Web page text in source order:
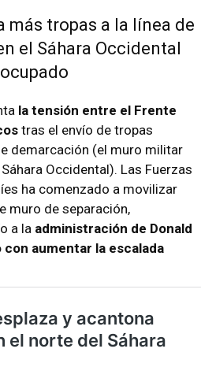
más tropas a la línea de
el Sáhara Occidental
ocupado
la tensión entre el Frente
tras el envío de tropas
demarcación (el muro militar
Occidental). Las Fuerzas
ha comenzado a movilizar
muro de separación,
a la administración de Donald
aumentar la escalada